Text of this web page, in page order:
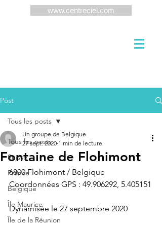
www.centreciel.com
Post
Tous les posts
Suisse
France
Belgique
Île Maurice
Île de la Réunion
Tous les posts
Fontaine de Flohimont
Un groupe de Belgique
27 sept. 2020 1 min de lecture
6800 Flohimont / Belgique
Coordonnées GPS : 49.906292, 5.405151
Dynamisée le 27 septembre 2020